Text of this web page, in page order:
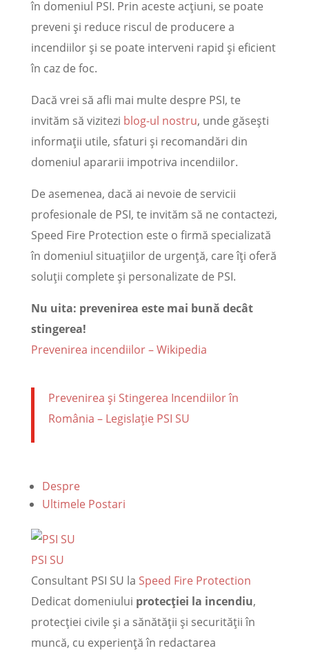
în domeniul PSI. Prin aceste acțiuni, se poate
preveni și reduce riscul de producere a
incendiilor și se poate interveni rapid și eficient
în caz de foc.
Dacă vrei să afli mai multe despre PSI, te
invităm să vizitezi blog-ul nostru, unde găsești
informații utile, sfaturi și recomandări din
domeniul apararii impotriva incendiilor.
De asemenea, dacă ai nevoie de servicii
profesionale de PSI, te invităm să ne contactezi,
Speed Fire Protection este o firmă specializată
în domeniul situațiilor de urgență, care îți oferă
soluții complete și personalizate de PSI.
Nu uita: prevenirea este mai bună decât
stingerea!
Prevenirea incendiilor – Wikipedia
Prevenirea și Stingerea Incendiilor în
România – Legislație PSI SU
Despre
Ultimele Postari
PSI SU
Consultant PSI SU la Speed Fire Protection
Dedicat domeniului protecției la incendiu,
protecției civile și a sănătății și securității în
muncă, cu experiență în redactarea